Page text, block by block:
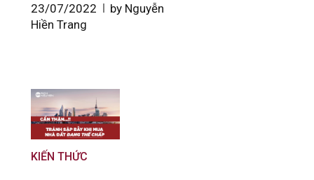
23/07/2022
by Nguyễn
Hiền Trang
KIẾN THỨC